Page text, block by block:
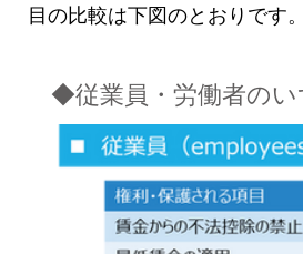
目の比較は下図のとおりです。
◆従業員・労働者の